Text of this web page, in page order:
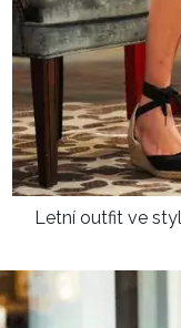
Letní outfit ve